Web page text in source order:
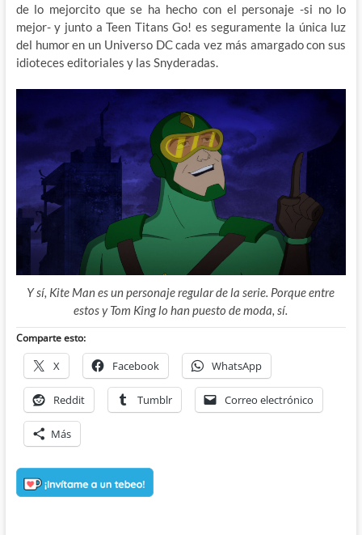
de lo mejorcito que se ha hecho con el personaje -si no lo
mejor- y junto a Teen Titans Go! es seguramente la única luz
del humor en un Universo DC cada vez más amargado con sus
idioteces editoriales y las Snyderadas.
Y sí, Kite Man es un personaje regular de la serie. Porque entre
estos y Tom King lo han puesto de moda, sí.
Comparte esto:
X Facebook WhatsApp
Reddit Tumblr Correo electrónico
Más